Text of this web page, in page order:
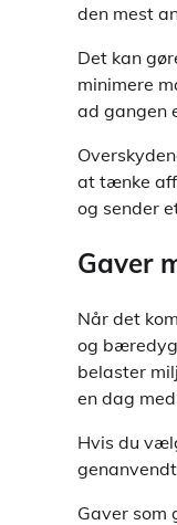
den mest
Det kan
minimere
ad gangen
at tænke
og sender
Gaver
Når det
og
belaster
en dag
Hvis du
Gaver som